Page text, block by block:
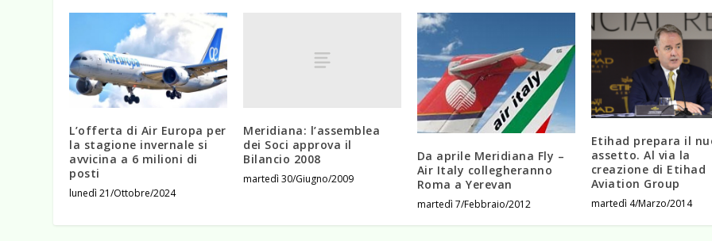
L’offerta di Air Europa per
la stagione invernale si
avvicina a 6 milioni di
posti
lunedì 21/Ottobre/2024
Meridiana: l’assemblea
dei Soci approva il
Bilancio 2008
martedì 30/Giugno/2009
Da aprile Meridiana Fly –
Air Italy collegheranno
Roma a Yerevan
martedì 7/Febbraio/2012
Etihad prepara il
assetto. Al via la
creazione di Etihad
Aviation Group
martedì 4/Marzo/2014